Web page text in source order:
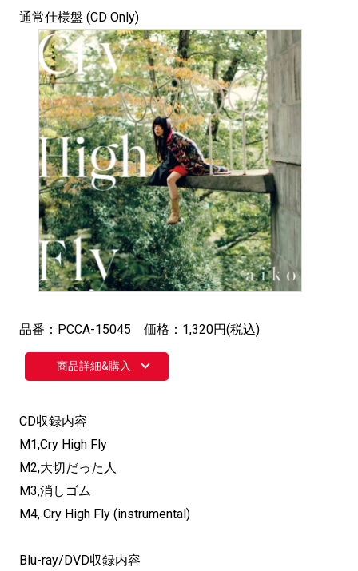
通常仕様盤 (CD Only)
品番：PCCA-15045 価格：1,320円(税込)
商品詳細&購入
CD収録内容
M1,Cry High Fly
M2,大切だった人
M3,消しゴム
M4, Cry High Fly (instrumental)
Blu-ray/DVD収録内容